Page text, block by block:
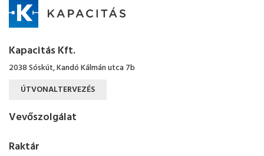
Kapacitás Kft.
2038 Sóskút, Kandó Kálmán utca 7b
ÚTVONALTERVEZÉS
Vevőszolgálat
Raktár